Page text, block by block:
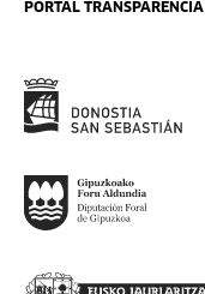
PORTAL TRANSPARENCIA